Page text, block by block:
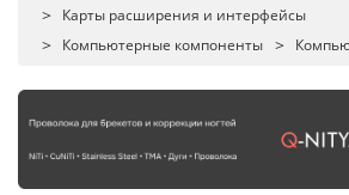
Карты расширения и интерфейсы
Компьютерные компоненты